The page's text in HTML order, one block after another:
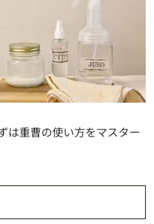
は重曹の使い方をマスター